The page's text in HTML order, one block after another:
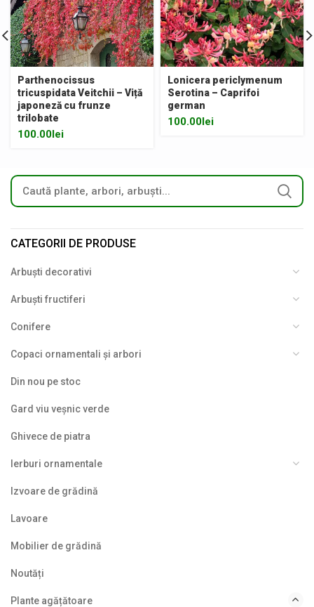
Parthenocissus
tricuspidata Veitchii – Viță
japoneză cu frunze
trilobate
100.00 lei
Lonicera periclymenum
Serotina – Caprifoi
german
100.00 lei
CATEGORII DE PRODUSE
Arbuști decorativi
Arbuști fructiferi
Conifere
Copaci ornamentali și arbori
Din nou pe stoc
Gard viu veșnic verde
Ghivece de piatra
Ierburi ornamentale
Izvoare de grădină
Lavoare
Mobilier de grădină
Noutăți
Plante agățătoare